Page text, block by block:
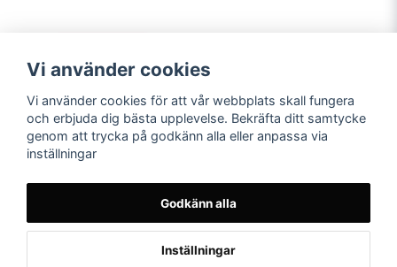
Betalning
På posters.se kan du enkelt
Vi använder cookies
Vi använder cookies för att vår webbplats skall fungera
och erbjuda dig bästa upplevelse. Bekräfta ditt samtycke
genom att trycka på godkänn alla eller anpassa via
inställningar
Godkänn alla
Inställningar